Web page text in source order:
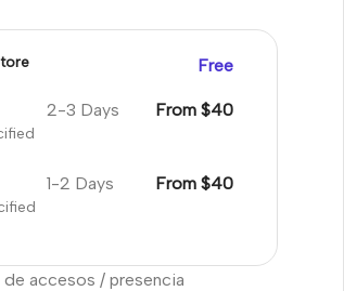
Free
2-3 Days From $40
1-2 Days From $40
de accesos / presencia